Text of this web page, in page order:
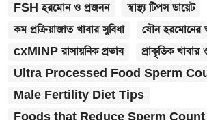
FSH হরমোন ও প্রজনন
স্বাস্থ্য টিপস ডায়েট
কম প্রক্রিয়াজাত খাবার সুবিধা
যৌন হরমোনের
cxMINP রাসায়নিক প্রভাব
প্রাকৃতিক খাবার ও
Ultra Processed Food Sperm
Male Fertility Diet Tips
Foods that Reduce Sperm Count